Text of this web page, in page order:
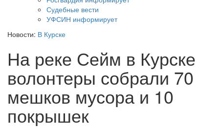
Судебные вести
УФСИН информирует
Новости: В Курске
На реке Сейм в Курске
волонтеры собрали 70
мешков мусора и 10
покрышек